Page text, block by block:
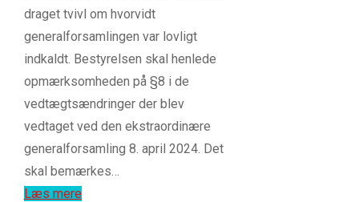
draget tvivl om hvorvidt
generalforsamlingen var lovligt
indkaldt. Bestyrelsen skal henlede
opmærksomheden på §8 i de
vedtægtsændringer der blev
vedtaget ved den ekstraordinære
generalforsamling 8. april 2024. Det
skal bemærkes…
Læs mere